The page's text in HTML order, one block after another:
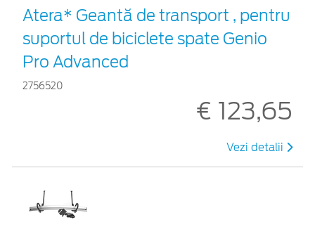
Atera* Geantă de transport , pentru
suportul de biciclete spate Genio
Pro Advanced
2756520
€ 123,65
Vezi detalii